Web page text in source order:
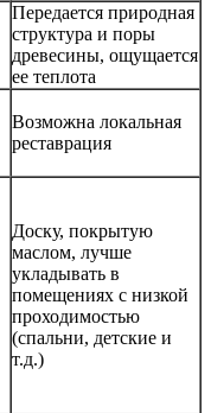
Передается природная
структура и поры
древесины, ощущается
ее теплота
Возможна локальная
реставрация
Доску, покрытую
маслом, лучше
укладывать в
помещениях с низкой
проходимостью
(спальни, детские и
т.д.)